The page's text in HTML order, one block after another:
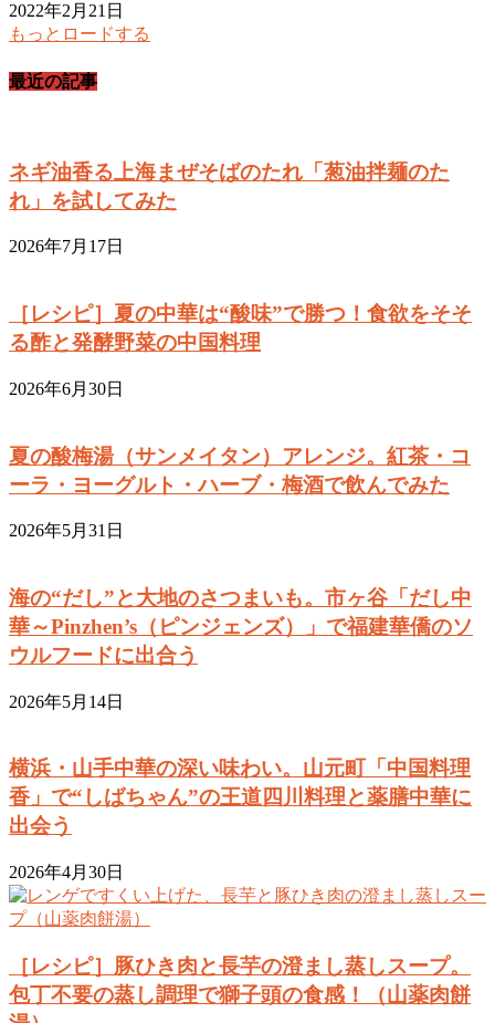
2022年2月21日
もっとロードする
最近の記事
ネギ油香る上海まぜそばのたれ「葱油拌麺のた
れ」を試してみた
2026年7月17日
［レシピ］夏の中華は“酸味”で勝つ！食欲をそそ
る酢と発酵野菜の中国料理
2026年6月30日
夏の酸梅湯（サンメイタン）アレンジ。紅茶・コ
ーラ・ヨーグルト・ハーブ・梅酒で飲んでみた
2026年5月31日
海の“だし”と大地のさつまいも。市ヶ谷「だし中
華～Pinzhen’s（ピンジェンズ）」で福建華僑のソ
ウルフードに出合う
2026年5月14日
横浜・山手中華の深い味わい。山元町「中国料理
香」で“しばちゃん”の王道四川料理と薬膳中華に
出会う
2026年4月30日
［レシピ］豚ひき肉と長芋の澄まし蒸しスープ。
包丁不要の蒸し調理で獅子頭の食感！（山薬肉餅